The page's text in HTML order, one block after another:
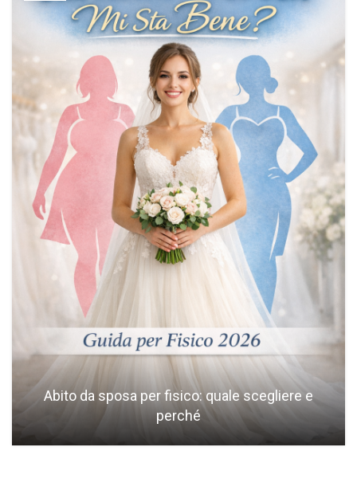
Abito da sposa per fisico: quale scegliere e
perché